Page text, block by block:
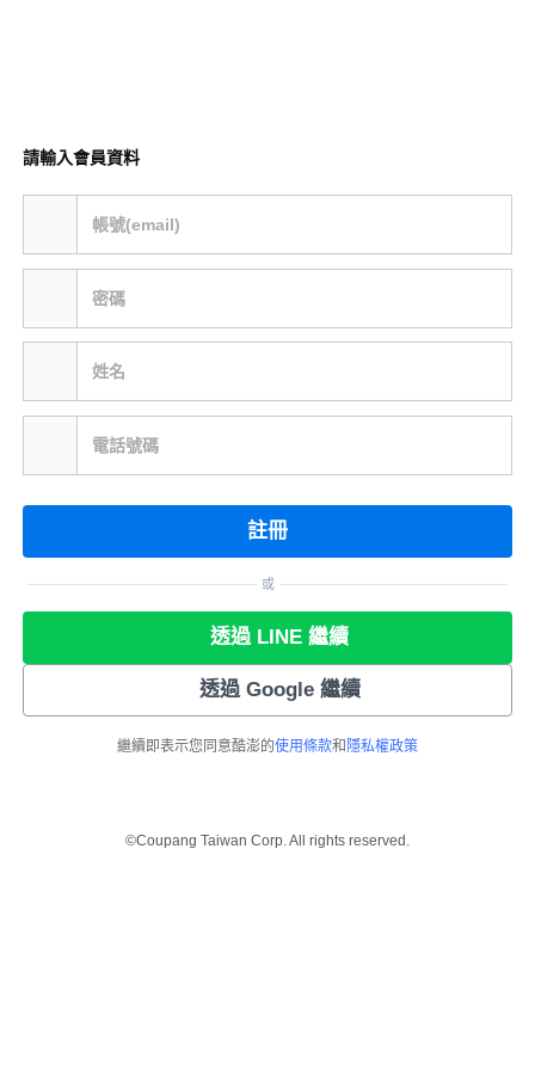
請輸入會員資料
帳號(email)
密碼
姓名
電話號碼
註冊
或
透過 LINE 繼續
透過 Google 繼續
繼續即表示您同意酷澎的使用條款和 隱私權政策
©Coupang Taiwan Corp. All rights reserved.